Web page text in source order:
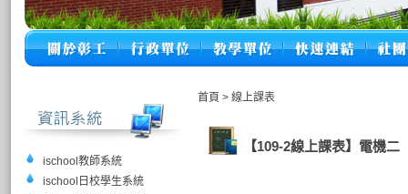
ischool教師系統
ischool日校學生系統
首頁 > 線上課表
【109-2線上課表】電機二